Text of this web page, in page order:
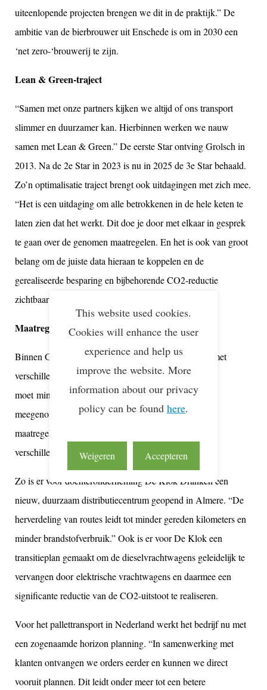
uiteenlopende projecten brengen we dit in de praktijk.” De
ambitie van de bierbrouwer uit Enschede is om in 2030 een
‘net zero-‘brouwerij te zijn.
Lean & Green-traject
“Samen metonzepartnerskijken wealtijd ofonstransport
slimmeren duurzamerkan. Hierbinnen werken wenauw
samen met Lean & Green.”DeeersteStarontvingGrolsch in
2013. Na de 2e Star in 2023 isnu in 2025 de 3e Starbehaald.
Zo’n optimalisatietrajectbrengtookuitdagingen metzich mee.
“Het iseen uitdagingom allebetrokkenen in de heleketen te
laten zien dathetwerkt. Dit doe je door metelkaarin gesprek
te gaan over de genomen maatregelen. En het isookvan groot
belangom dejuistedata hieraan tekoppelen en de
gerealiseerdebesparingen bijbehorendeCO2-reductie
zichtbaar
Maatregelen
Binnen Grolsch en De Klok drankenwordt gewerkt met
verschillende distributiestromen. Voor de 3e Star
moet minimaal 75% vandetransportstromenzijn
meegenomen
in de metingen. Grolsch heeft diverse
maatregelen genomen voor
verschillende stromen.
Zo is ervoor dochteronderneming De Klok Dranken een
nieuw, duurzaamdistributiecentrum geopend in Almere. “De
herverdelingvan routesleidttot mindergereden kilometersen
minderbrandstofverbruik.” Ook is ervoorDe Klokeen
transitieplan gemaaktom dedieselvrachtwagens geleidelijkte
vervangen door elektrischevrachtwagensen daarmeeeen
significantereductievan de CO2-uitstootterealiseren.
Voor hetpallettransportin Nederland werkthetbedrijfnu met
een zogenaamdehorizon planning. “In samenwerkingmet
klanten ontvangen weorderseerderen kunnen we direct
vooruitplannen. Ditleidtondermeertoteen betere
This website used cookies.
Cookies will enhance the user
experience and help us
improve the website. More
information about our privacy
policy can be found here.
Weigeren Accepteren